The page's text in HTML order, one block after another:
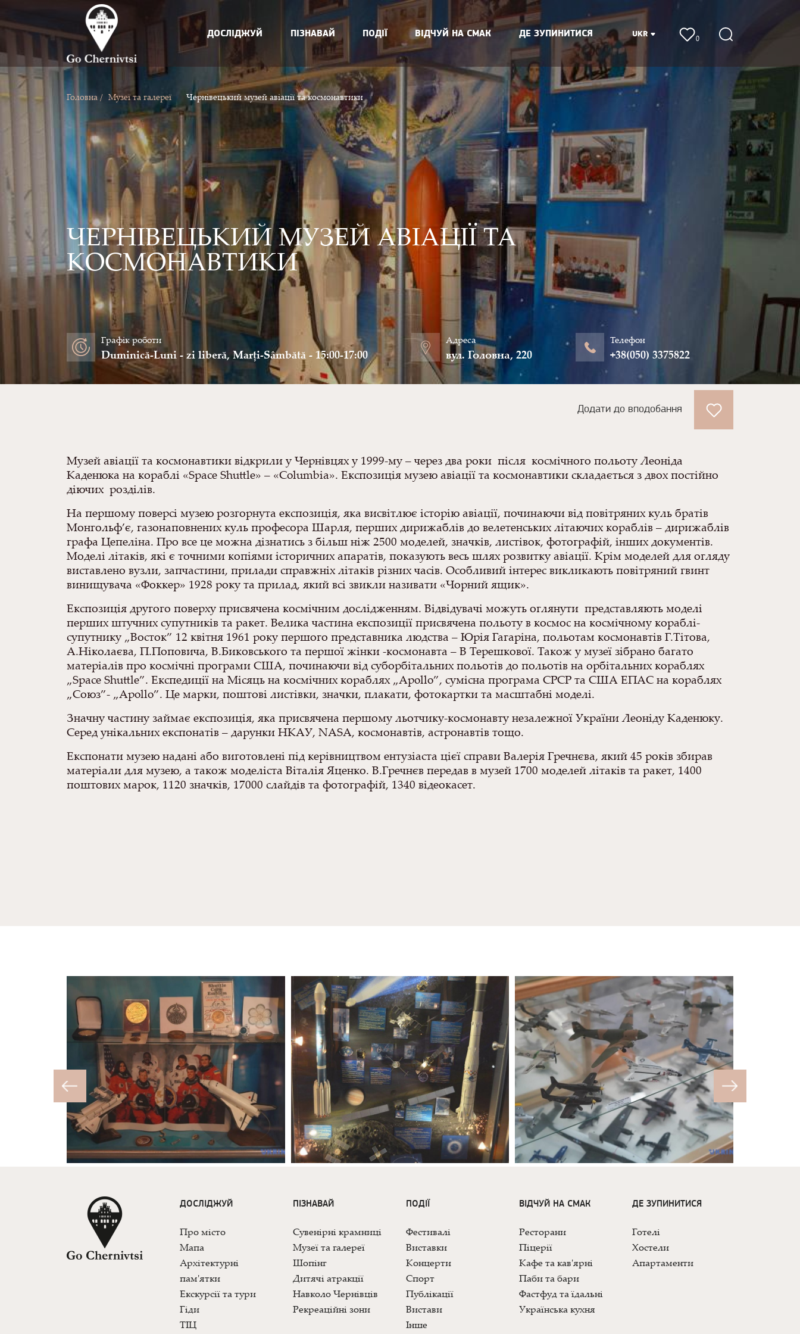
ДОСЛІДЖУЙ ПІЗНАВАЙ ПОДІЇ ВІДЧУЙ НА СМАК ДЕ ЗУПИНИТИСЯ UKR 0
Головна / Музеї та галереї Чернiвецький музей авiацiї та космонавтики
ЧЕРНIВЕЦЬКИЙ МУЗЕЙ АВIАЦIЇ ТА
КОСМОНАВТИКИ
Графік роботи
Duminică-Luni - zi liberă, Marți-Sâmbătă - 15:00-17:00
Адреса
вул. Головна, 220
Телефон
+38(050) 3375822
Додати до вподобання
Музей авіації та космонавтики відкрили у Чернівцях у 1999-му – через два роки після космічного польоту Леоніда
Каденюка на кораблі «Space Shuttle» – «Columbia». Експозиція музею авіації та космонавтики складається з двох постійно
діючих розділів.
На першому поверсі музею розгорнута експозиція, яка висвітлює історію авіації, починаючи від повітряних куль братів
Монгольф’є, газонаповнених куль професора Шарля, перших дирижаблів до велетенських літаючих кораблів – дирижаблів
графа Цепеліна. Про все це можна дізнатись з більш ніж 2500 моделей, значків, листівок, фотографій, інших документів.
Моделі літаків, які є точними копіями історичних апаратів, показують весь шлях розвитку авіації. Крім моделей для огляду
виставлено вузли, запчастини, прилади справжніх літаків різних часів. Особливий інтерес викликають повітряний гвинт
винищувача «Фоккер» 1928 року та прилад, який всі звикли називати «Чорний ящик».
Експозиція другого поверху присвячена космічним дослідженням. Відвідувачі можуть оглянути представляють моделі
перших штучних супутників та ракет. Велика частина експозиції присвячена польоту в космос на космічному кораблі-
супутнику „Восток” 12 квітня 1961 року першого представника людства – Юрія Гагаріна, польотам космонавтів Г.Тітова,
А.Ніколаєва, П.Поповича, В.Биковського та першої жінки -космонавта – В Терешкової. Також у музеї зібрано багато
матеріалів про космічні програми США, починаючи від суборбітальних польотів до польотів на орбітальних кораблях
„Space Shuttle”. Експедиції на Місяць на космічних кораблях „Apollo”, сумісна програма СРСР та США ЕПАС на кораблях
„Союз”- „Apollo”. Це марки, поштові листівки, значки, плакати, фотокартки та масштабні моделі.
Значну частину займає експозиція, яка присвячена першому льотчику-космонавту незалежної України Леоніду Каденюку.
Серед унікальних експонатів – дарунки НКАУ, NASA, космонавтів, астронавтів тощо.
Експонати музею надані або виготовлені під керівництвом ентузіаста цієї справи Валерія Гречнєва, який 45 років збирав
матеріали для музею, а також моделіста Віталія Яценко. В.Гречнєв передав в музей 1700 моделей літаків та ракет, 1400
поштових марок, 1120 значків, 17000 слайдів та фотографій, 1340 відеокасет.
ДОСЛІДЖУЙ
Про місто
Мапа
Архітектурні
пам'ятки
Екскурсії та тури
Гіди
ТІЦ
ПІЗНАВАЙ
Сувенірні крамниці
Музеї та галереї
Шопінг
Дитячі атракції
Навколо Чернівців
Рекреаційні зони
ПОДІЇ
Фестивалі
Виставки
Концерти
Спорт
Публікації
Вистави
Інше
ВІДЧУЙ НА СМАК
Ресторани
Піцерії
Кафе та кав'ярні
Паби та бари
Фастфуд та їдальні
Українська кухня
ДЕ ЗУПИНИТИСЯ
Готелі
Хостели
Апартаменти